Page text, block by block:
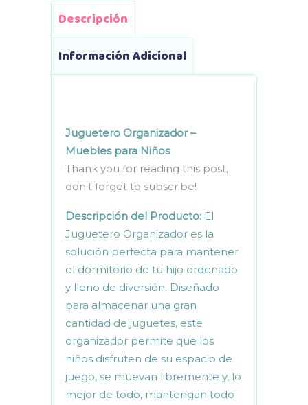
Descripción
Información Adicional
Juguetero Organizador –
Muebles para Niños
Thank you for reading this post,
don't forget to subscribe!
Descripción del Producto: El
Juguetero Organizador es la
solución perfecta para mantener
el dormitorio de tu hijo ordenado
y lleno de diversión. Diseñado
para almacenar una gran
cantidad de juguetes, este
organizador permite que los
niños disfruten de su espacio de
juego, se muevan libremente y, lo
mejor de todo, mantengan todo